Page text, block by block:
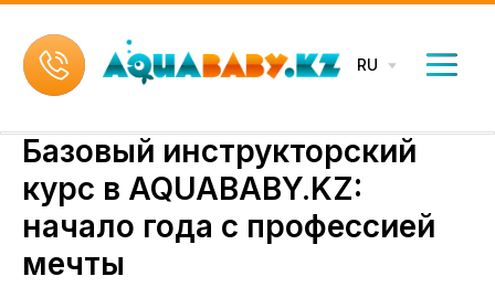
Базовый инструкторский
курс в AQUABABY.KZ:
начало года с профессией
мечты